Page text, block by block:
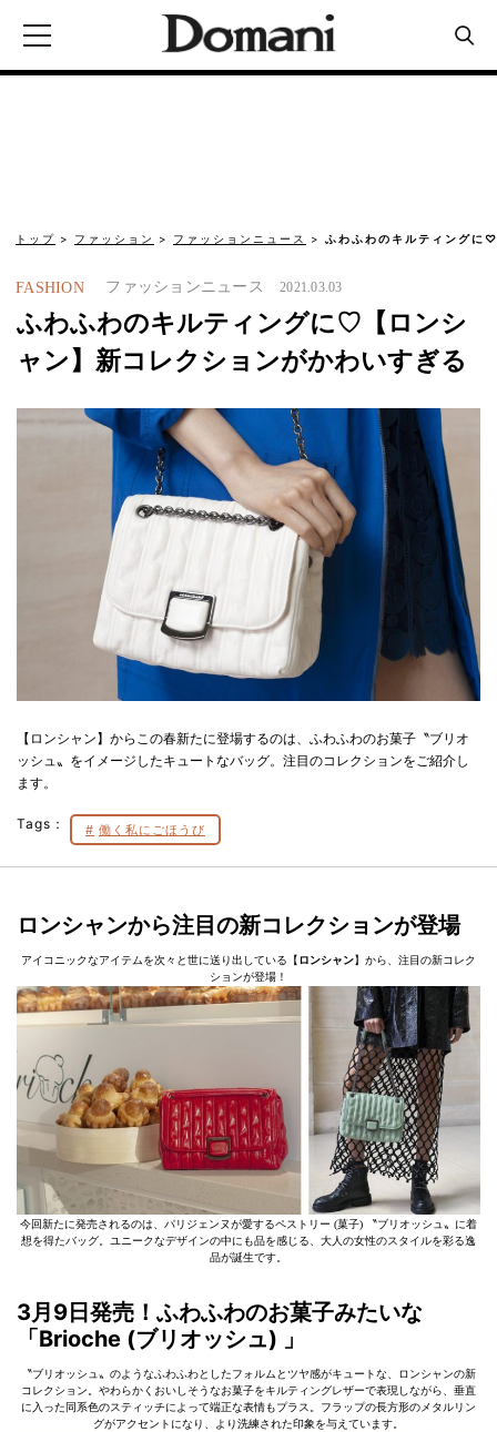
トップ ファッション ファッションニュース ふわふわのキルティングに
FASHION ファッションニュース 2021.03.03
ふわふわのキルティングに♡【ロンシ
ャン】新コレクションがかわいすぎる
【ロンシャン】からこの春新たに登場するのは、ふわふわのお菓子〝ブリオ
ッシュ〟をイメージしたキュートなバッグ。注目のコレクションをご紹介し
ます。
Tags： 働く私にごほうび
ロンシャンから注目の新コレクションが登場
アイコニックなアイテムを次々と世に送り出している【ロンシャン】から、注目の新コレク
ションが登場！
今回新たに発売されるのは、パリジェンヌが愛するペストリー (菓子) 〝ブリオッシュ〟に着
想を得たバッグ。ユニークなデザインの中にも品を感じる、大人の女性のスタイルを彩る逸
品が誕生です。
3月9日発売！ふわふわのお菓子みたいな
「Brioche (ブリオッシュ) 」
〝ブリオッシュ〟のようなふわふわとしたフォルムとツヤ感がキュートな、ロンシャンの新
コレクション。やわらかくおいしそうなお菓子をキルティングレザーで表現しながら、垂直
に入った同系色のスティッチによって端正な表情もプラス。フラップの長方形のメタルリン
グがアクセントになり、より洗練された印象を与えています。